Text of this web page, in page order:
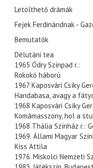
Letölthető drámák
Fejek Ferdinándnak -
Bemutatók
Délutáni tea
1965 Ódry Színpad r.:
Rokokó háború
1967 Kaposvári Csíky
Handabasa, avagy a
1968 Kaposvári Csíky
Komámasszony, hol a
1968 Thália Színház r.:
1969. Állami Magyar
Kiss Attila
1976. Miskolci Nemzeti